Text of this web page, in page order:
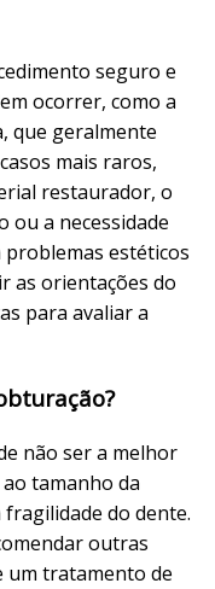
seguro e
ocorrer, como a
que geralmente
mais raros,
restaurador, o
ou a necessidade
estéticos
as orientações do
para avaliar a
não ser a melhor
tamanho da
fragilidade do dente.
outras
um tratamento de